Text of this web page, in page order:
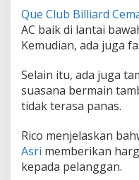
e
r
J
a
&
G
r
a
i
s
i
Que Club Billiard
AC baik di lantai
Kemudian, ada juga
Selain itu, ada juga
suasana bermain
tidak terasa panas.
Rico menjelaskan
Asri memberikan
kepada pelanggan.